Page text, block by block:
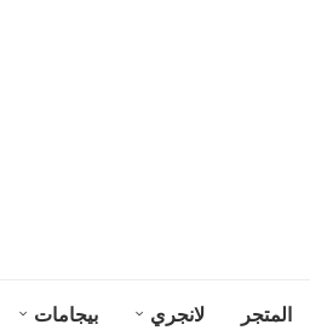
المتجر لانجري بيجامات